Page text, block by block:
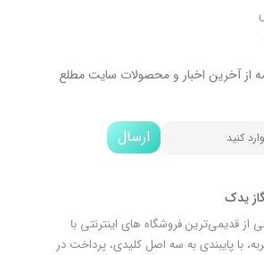
از آخرین اخبار و محصولات سایت مطلع
ارسال
یدک
از قدیمی‌ترین فروشگاه های اینترنتی با
با پایبندی به سه اصل کلیدی، پرداخت در